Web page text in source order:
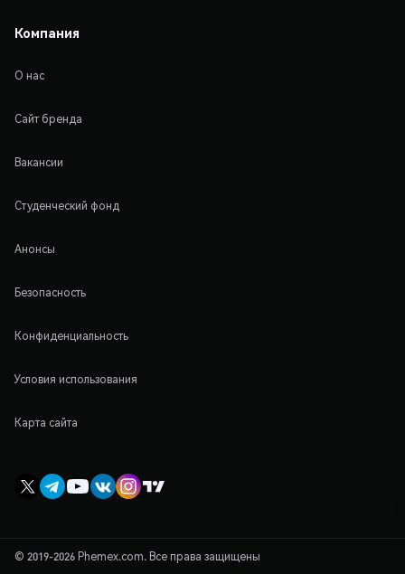
Компания
О нас
Сайт бренда
Вакансии
Студенческий фонд
Анонсы
Безопасность
Конфиденциальность
Условия использования
Карта сайта
© 2019-2026 Phemex.com. Все права защищены